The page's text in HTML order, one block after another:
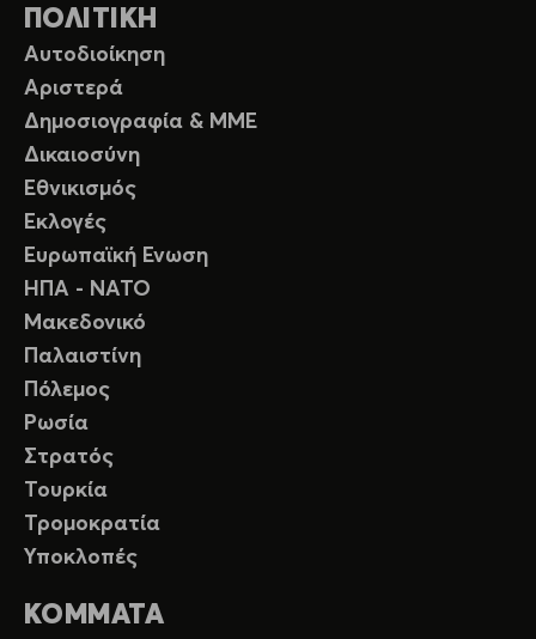
ΠΟΛΙΤΙΚΗ
Αυτοδιοίκηση
Αριστερά
Δημοσιογραφία & ΜΜΕ
Δικαιοσύνη
Εθνικισμός
Εκλογές
Ευρωπαϊκή Ενωση
ΗΠΑ - ΝΑΤΟ
Μακεδονικό
Παλαιστίνη
Πόλεμος
Ρωσία
Στρατός
Τουρκία
Τρομοκρατία
Υποκλοπές
ΚΟΜΜΑΤΑ